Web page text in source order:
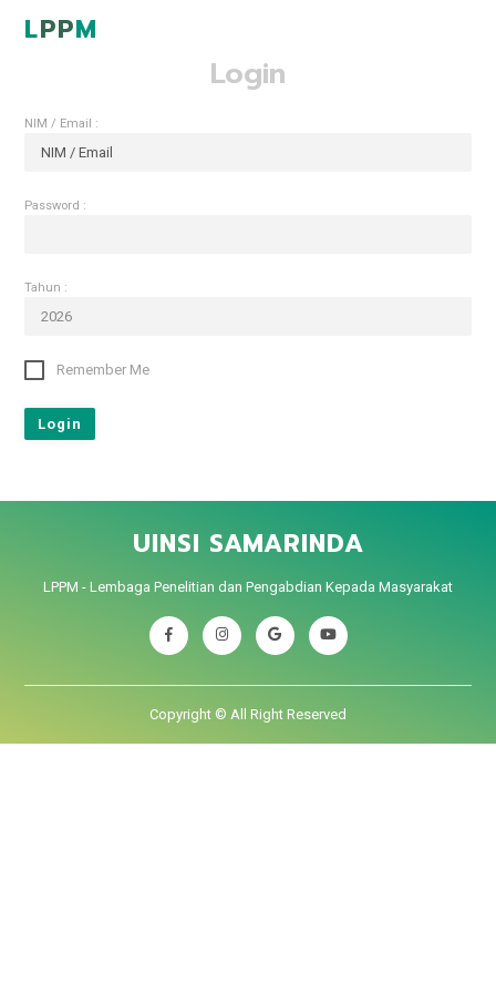
LPPM
Login
NIM / Email :
Password :
Tahun :
Remember Me
Login
UINSI SAMARINDA
LPPM - Lembaga Penelitian dan Pengabdian Kepada Masyarakat
Copyright © All Right Reserved